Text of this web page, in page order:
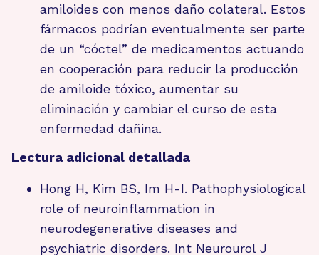
amiloides con menos daño colateral. Estos
fármacos podrían eventualmente ser parte
de un “cóctel” de medicamentos actuando
en cooperación para reducir la producción
de amiloide tóxico, aumentar su
eliminación y cambiar el curso de esta
enfermedad dañina.
Lectura adicional detallada
Hong H, Kim BS, Im H-I. Pathophysiological
role of neuroinflammation in
neurodegenerative diseases and
psychiatric disorders. Int Neurourol J